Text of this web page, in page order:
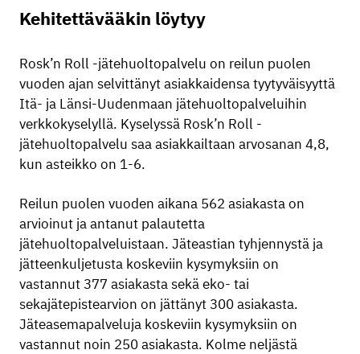
Kehitettävääkin löytyy
Rosk’n Roll -jätehuoltopalvelu on reilun puolen
vuoden ajan selvittänyt asiakkaidensa tyytyväisyyttä
Itä- ja Länsi-Uudenmaan jätehuoltopalveluihin
verkkokyselyllä. Kyselyssä Rosk’n Roll -
jätehuoltopalvelu saa asiakkailtaan arvosanan 4,8,
kun asteikko on 1-6.
Reilun puolen vuoden aikana 562 asiakasta on
arvioinut ja antanut palautetta
jätehuoltopalveluistaan. Jäteastian tyhjennystä ja
jätteenkuljetusta koskeviin kysymyksiin on
vastannut 377 asiakasta sekä eko- tai
sekajätepistearvion on jättänyt 300 asiakasta.
Jäteasemapalveluja koskeviin kysymyksiin on
vastannut noin 250 asiakasta. Kolme neljästä